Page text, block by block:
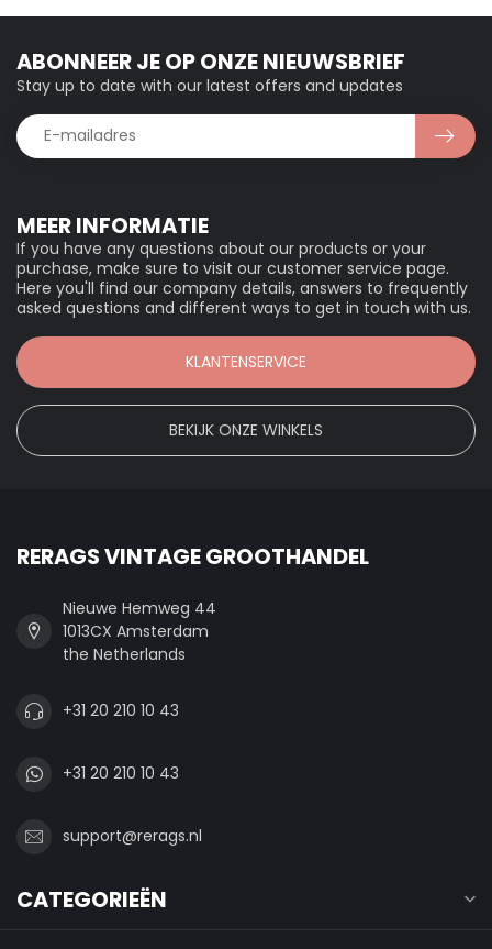
MEER INFORMATIE
If you have any questions about our products or your
purchase, make sure to visit our customer service page.
Here you'll find our company details, answers to frequently
asked questions and different ways to get in touch with us.
KLANTENSERVICE
BEKIJK ONZE WINKELS
ABONNEER JE OP ONZE NIEUWSBRIEF
Stay up to date with our latest offers and updates
RERAGS VINTAGE GROOTHANDEL
Nieuwe Hemweg 44
1013CX Amsterdam
the Netherlands
+31 20 210 10 43
+31 20 210 10 43
support@rerags.nl
CATEGORIEËN